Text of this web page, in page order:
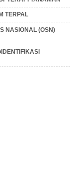
TERPAL
NASIONAL (OSN)